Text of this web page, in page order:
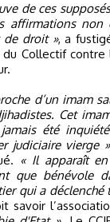
de ces
affirmations non
de droit », a
Collectif contre
d’un imam
Cet
été
judiciaire vierge »
« Il apparaît
que bénévole
qui a déclenché
savoir